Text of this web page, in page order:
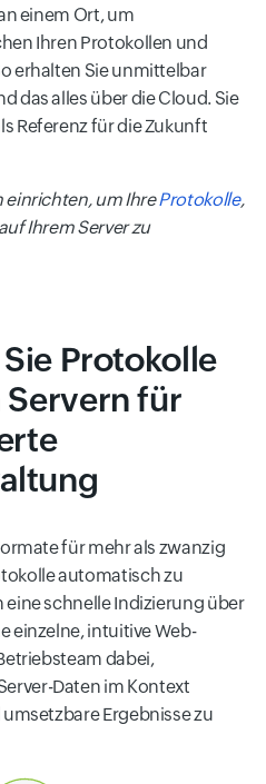
einem Ort, um
Ihren Protokollen und
erhalten Sie unmittelbar
das alles über die Cloud. Sie
Referenz für die Zukunft
einrichten, um IhreProtokolle,
Ihrem Server zu
Protokolle
für
für mehr als zwanzig
automatisch zu
schnelle Indizierung über
einzelne, intuitive Web-
dabei,
Daten im Kontext
Ergebnisse zu